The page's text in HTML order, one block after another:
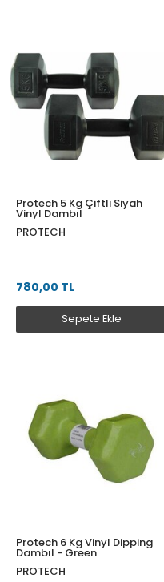
Protech 5 Kg Çiftli Siyah
Vinyl Dambıl
PROTECH
780,00 TL
Sepete Ekle
Protech 6 Kg Vinyl Dipping
Dambıl - Green
PROTECH